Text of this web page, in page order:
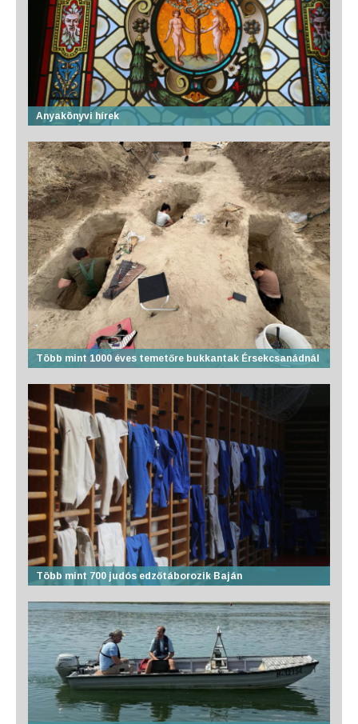
Anyakönyvi hírek
Több mint 1000 éves temetőre bukkantak Érsekcsanádnál
Több mint 700 judós edzőtáborozik Baján